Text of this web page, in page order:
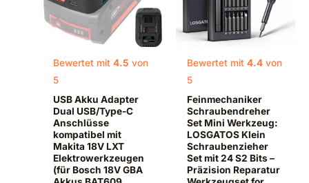
Bewertet mit4.5 von
5
USB Akku Adapter
Dual USB/Type-C
Anschlüsse
kompatibel mit
Makita 18V LXT
Elektrowerkzeugen
(für Bosch 18V GBA
Bewertet mit 4.4von
5
Feinmechaniker
Schraubendreher
Set Mini Werkzeug:
LOSGATOS Klein
Schraubenzieher
Set mit 24 S2 Bits –
Präzision Reparatur